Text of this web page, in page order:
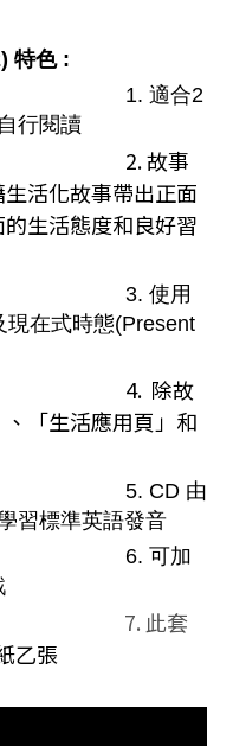
特色 :
2
行閱讀
2. 故事
活化故事帶出正面
生活態度和良好習
用
現在式時態(Present
4. 除故
「生活應用頁」和
5. CD 由
習標準英語發音
6. 可加
7. 此套
乙張